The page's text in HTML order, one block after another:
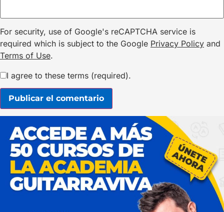
For security, use of Google's reCAPTCHA service is
required which is subject to the Google Privacy Policy and
Terms of Use.
I agree to these terms (required).